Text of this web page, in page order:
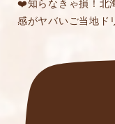
❤️知らなきゃ損！北
感がヤバいご当地ド